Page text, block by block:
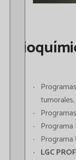
Programas
Programa
Programa
LGC